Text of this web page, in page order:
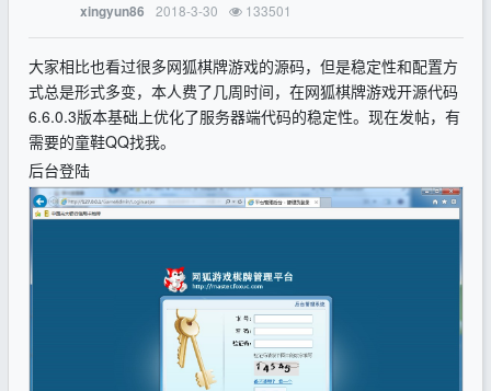
xingyun86 2018-3-30 133501
大家相比也看过很多网狐棋牌游戏的源码，但是稳定性和配置方
式总是形式多变，本人费了几周时间，在网狐棋牌游戏开源代码
6.6.0.3版本基础上优化了服务器端代码的稳定性。现在发帖，有
需要的童鞋QQ找我。
后台登陆